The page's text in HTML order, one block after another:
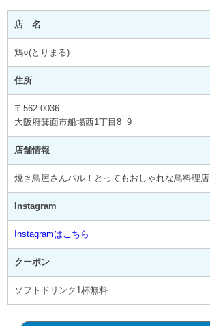
店 名
鶏○(とりまる)
住所
〒562-0036
大阪府箕面市船場西1丁目8−9
店舗情報
焼き鳥屋さんバル！とってもおしゃれな鳥料理店
Instagram
Instagramはこちら
クーポン
ソフトドリンク1杯無料